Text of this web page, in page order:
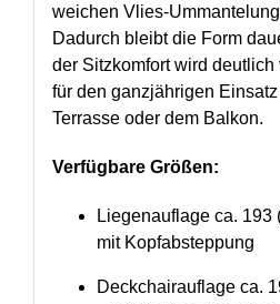
weichen Vlies-
Dadurch bleibt die Form
der Sitzkomfort wird deutlich
für den ganzjährigen
Terrasse oder dem Balkon.
Verfügbare Größen:
Liegenauflage ca. 193
mit Kopfabsteppung
Deckchairauflage ca.